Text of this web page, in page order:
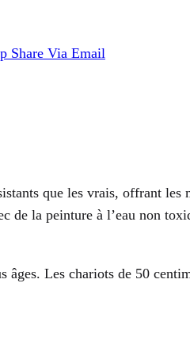
Share Via Email
que les vrais, offrant
de la peinture à l’eau non
Les chariots de 50